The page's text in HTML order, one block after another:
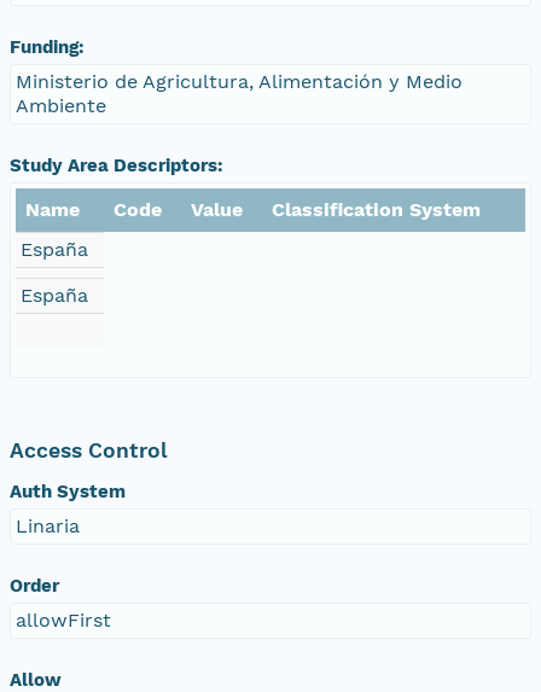
Funding:
Ministerio de Agricultura, Alimentación y Medio
Ambiente
Study Area Descriptors:
Name Code Value
Classification System
España
España
Access Control
Auth System
Linaria
Order
allowFirst
Allow